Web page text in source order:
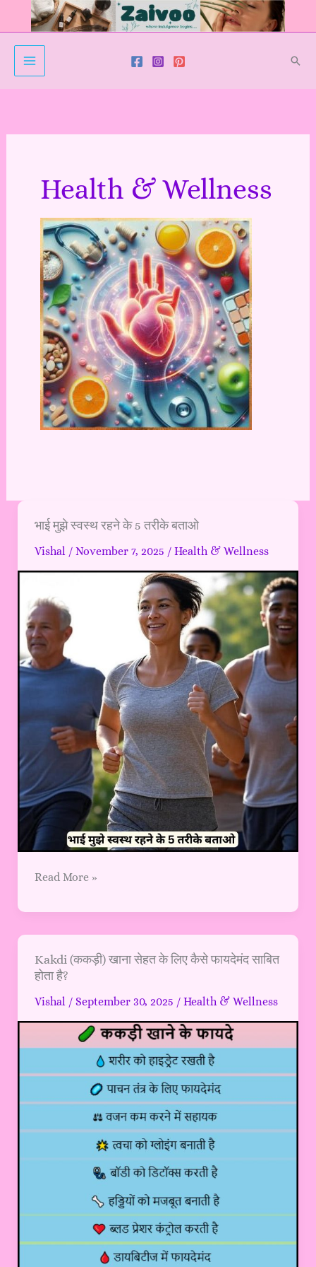
Health & Wellness
भाई मुझे स्वस्थ रहने के 5 तरीके बताओ
Vishal / November 7, 2025 / Health & Wellness
भाई
स्वस्थ
रहने
5
तरीके
बताओ
Read More »
Kakdi (ककड़ी) खाना सेहत के लिए कैसे फायदेमंद साबित
होता है?
Vishal / September 30, 2025 / Health & Wellness
Kakdi
(ककड़ी)
खाना
सेहत
के
फायदेमंद
है?